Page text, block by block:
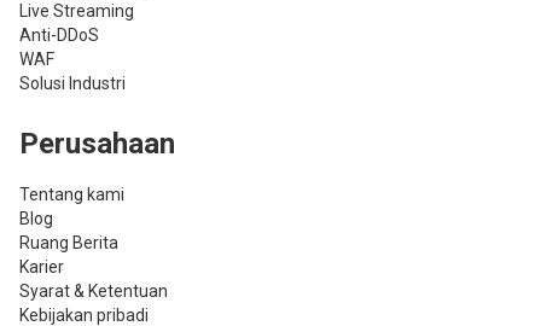
Live Streaming
Anti-DDoS
WAF
Solusi Industri
Perusahaan
Tentang kami
Blog
Ruang Berita
Karier
Syarat & Ketentuan
Kebijakan pribadi